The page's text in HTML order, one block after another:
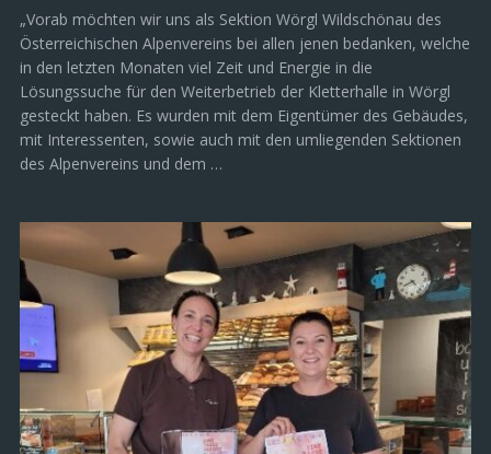
„Vorab möchten wir uns als Sektion Wörgl Wildschönau des
Österreichischen Alpenvereins bei allen jenen bedanken, welche
in den letzten Monaten viel Zeit und Energie in die
Lösungssuche für den Weiterbetrieb der Kletterhalle in Wörgl
gesteckt haben. Es wurden mit dem Eigentümer des Gebäudes,
mit Interessenten, sowie auch mit den umliegenden Sektionen
des Alpenvereins und dem …